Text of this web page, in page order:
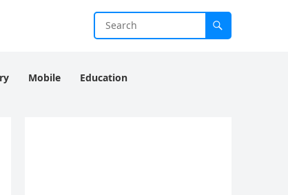
Mobile Education